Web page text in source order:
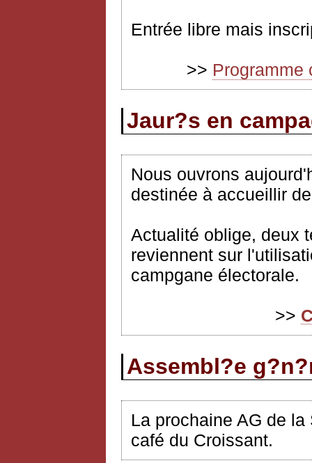
Entrée libre mais
>>
Jaur?s en
Nous ouvrons
destinée à accueillir
Actualité oblige, deux
reviennent sur
campgane électorale.
>>
Assembl?e
La prochaine AG de
café du Croissant.